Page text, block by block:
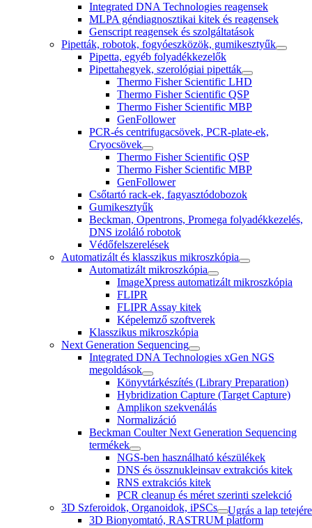
Integrated DNA Technologies reagensek
MLPA géndiagnosztikai kitek és reagensek
Genscript reagensek és szolgáltatások
Pipetták, robotok, fogyóeszközök, gumikesztyűk
Pipetta, egyéb folyadékkezelők
Pipettahegyek, szerológiai pipetták
Thermo Fisher Scientific LHD
Thermo Fisher Scientific QSP
Thermo Fisher Scientific MBP
GenFollower
PCR-és centrifugacsövek, PCR-plate-ek,
Cryocsövek
Thermo Fisher Scientific QSP
Thermo Fisher Scientific MBP
GenFollower
Csőtartó rack-ek, fagyasztódobozok
Gumikesztyűk
Beckman, Opentrons, Promega folyadékkezelés,
DNS izoláló robotok
Védőfelszerelések
Automatizált és klasszikus mikroszkópia
Automatizált mikroszkópia
ImageXpress automatizált mikroszkópia
FLIPR
FLIPR Assay kitek
Képelemző szoftverek
Klasszikus mikroszkópia
Next Generation Sequencing
Integrated DNA Technologies xGen NGS
megoldások
Könyvtárkészítés (Library Preparation)
Hybridization Capture (Target Capture)
Amplikon szekvenálás
Normalizáció
Beckman Coulter Next Generation Sequencing
termékek
NGS-ben használható készülékek
DNS és össznukleinsav extrakciós kitek
RNS extrakciós kitek
PCR cleanup és méret szerinti szelekció
3D Szferoidok, Organoidok, iPSCs
3D Bionyomtató, RASTRUM platform
Ugrás a lap tetejére